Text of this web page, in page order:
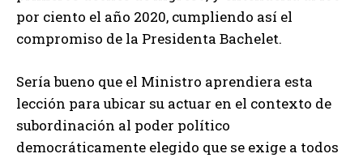
por ciento el año 2020, cumpliendo así el
compromiso de la Presidenta Bachelet.
Sería bueno que el Ministro aprendiera esta
lección para ubicar su actuar en el contexto de
subordinación al poder político
democráticamente elegido que se exige a todos